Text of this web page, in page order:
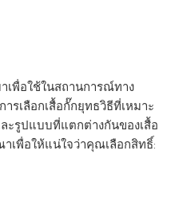
พื่อใช้ในสถานการณ์ทาง
รเลือกเสื้อกั๊กยุทธวิธีที่เหมาะ
ะรูปแบบที่แตกต่างกันของเสื้อ
เพื่อให้แน่ใจว่าคุณเลือกสิทธิ์: